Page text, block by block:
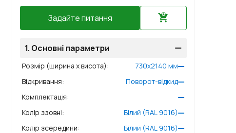
Задайте питання
1. Основні параметри
Розмір (ширина x висота): 730x2140 мм
Відкривання:
Поворот-відкид
Комплектація:
Колір ззовні:
Білий (RAL 9016)
Колір зсередини:
Білий (RAL 9016)